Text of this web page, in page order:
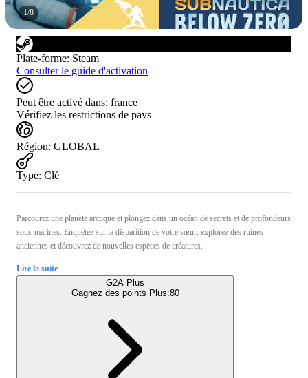
1/8
Plate-forme: Steam
Consulter le guide d'activation
Peut être activé dans: france
Vérifiez les restrictions de pays
Région: GLOBAL
Type: Clé
Parcourez une planète arctique et plongez dans un océan de secrets et de profondeurs
sous-marines. Enquêtez sur la disparition de votre sœur, explorez des ruines
anciennes et découvrez de nouvelles espèces de créatures. ...
Lire la suite
G2A Plus
Gagnez des points Plus:80